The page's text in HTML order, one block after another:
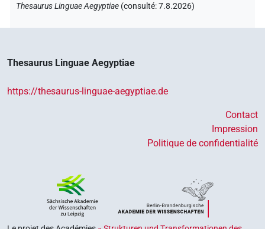
Thesaurus Linguae Aegyptiae (consulté:7.8.2026)
Thesaurus Linguae Aegyptiae
https://thesaurus-linguae-aegyptiae.de
Contact
Impression
Politique de confidentialité